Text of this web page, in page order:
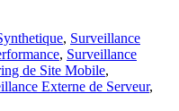
, Surveillance
, Surveillance
de Site Mobile,
Externe de Serveur,